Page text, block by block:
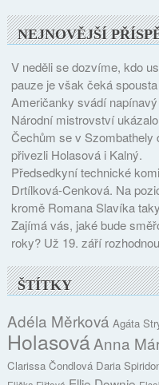
NEJNOVĚJŠÍ
V neděli se dozvíme, kdo
pauze je však čeká
Američanky svádí
Národní mistrovství
Čechům se v Szombathely
přivezli Holasová i Kalný.
Předsedkyní technické
Drtílková-Cenková. Na
kromě Romana Slavíka
Zajímá vás, jaké bude
roky? Už 19. září
ŠTÍTKY
Adéla Měrková Agáta
HolasováAnna
Clarissa Čondlová Daria